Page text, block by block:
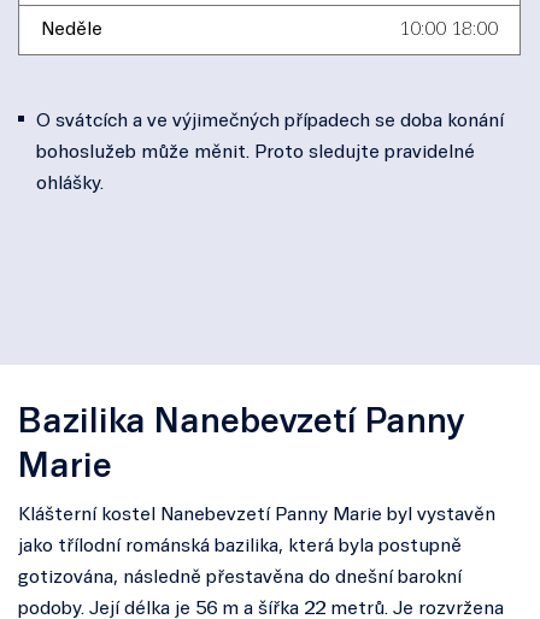
Neděle 10:00 18:00
O svátcích a ve výjimečných případech se doba konání
bohoslužeb může měnit. Proto sledujte pravidelné
ohlášky.
Bazilika Nanebevzetí Panny
Marie
Klášterní kostel Nanebevzetí Panny Marie byl vystavěn
jako třílodní románská bazilika, která byla postupně
gotizována, následně přestavěna do dnešní barokní
podoby. Její délka je 56 m a šířka 22 metrů. Je rozvržena